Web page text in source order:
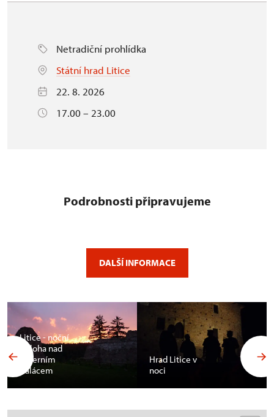
Netradiční prohlídka
Státní hrad Litice
22. 8. 2026
17.00 – 23.00
Podrobnosti připravujeme
DALŠÍ INFORMACE
Litice - noční
obloha nad
severním
palácem
Hrad Litice v
noci